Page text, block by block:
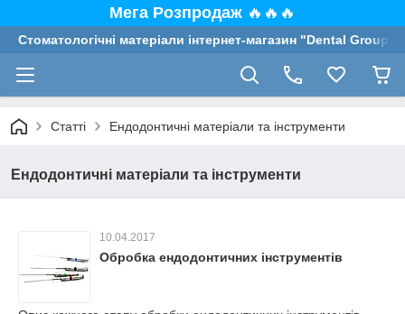
Мега Розпродаж 🔥🔥🔥
Стоматологічні матеріали інтернет-магазин "Dental Group"
Статті Ендодонтичні матеріали та інструменти
Ендодонтичні матеріали та інструменти
10.04.2017
Обробка ендодонтичних інструментів